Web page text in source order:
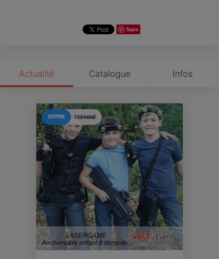
Save
Actualité Catalogue Infos
TERMINÉ
OFFRE